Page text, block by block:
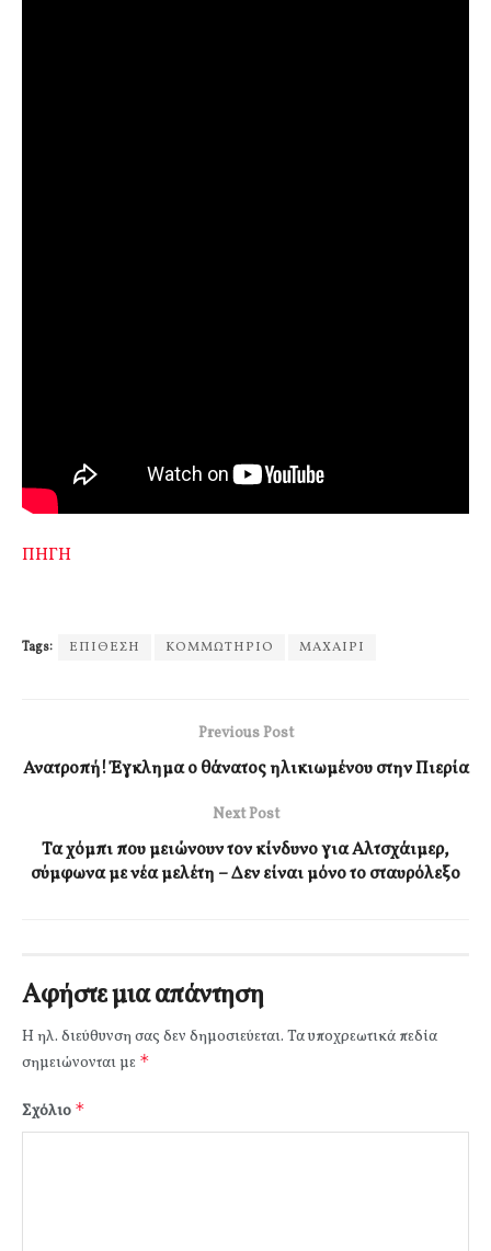
ΠΗΓΗ
Tags: ΕΠΙΘΕΣΗ ΚΟΜΜΩΤΗΡΙΟ ΜΑΧΑΙΡΙ
Previous Post
Ανατροπή! Έγκλημα ο θάνατος ηλικιωμένου στην Πιερία
Next Post
Τα χόμπι που μειώνουν τον κίνδυνο για Αλτσχάιμερ,
σύμφωνα με νέα μελέτη – Δεν είναι μόνο το σταυρόλεξο
Αφήστε μια απάντηση
Η ηλ. διεύθυνση σας δεν δημοσιεύεται. Τα υποχρεωτικά πεδία
σημειώνονται με *
Σχόλιο *